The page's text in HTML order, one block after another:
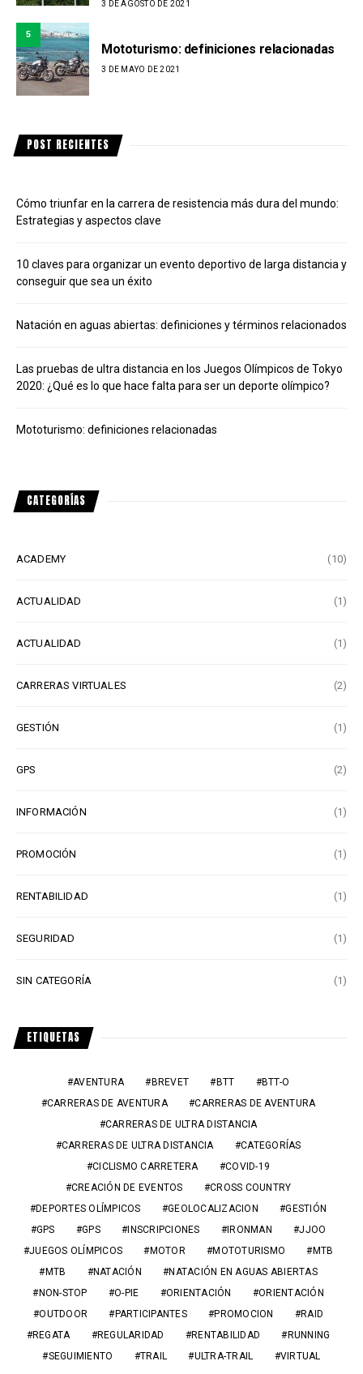
3 DE AGOSTO DE 2021
5
Mototurismo: definiciones relacionadas
3 DE MAYO DE 2021
POST RECIENTES
Cómo triunfar en la carrera de resistencia más dura del mundo:
Estrategias y aspectos clave
10 claves para organizar un evento deportivo de larga distancia y
conseguir que sea un éxito
Natación en aguas abiertas: definiciones y términos relacionados
Las pruebas de ultra distancia en los Juegos Olímpicos de Tokyo
2020: ¿Qué es lo que hace falta para ser un deporte olímpico?
Mototurismo: definiciones relacionadas
CATEGORÍAS
ACADEMY (10)
ACTUALIDAD (1)
ACTUALIDAD (1)
CARRERAS VIRTUALES (2)
GESTIÓN (1)
GPS (2)
INFORMACIÓN (1)
PROMOCIÓN (1)
RENTABILIDAD (1)
SEGURIDAD (1)
SIN CATEGORÍA (1)
ETIQUETAS
AVENTURA BREVET BTT
BTT-O
CARRERAS DE AVENTURA
CARRERAS DE AVENTURA
CARRERAS DE ULTRA DISTANCIA
CARRERAS DE ULTRA DISTANCIA
CATEGORÍAS
CICLISMO CARRETERA
COVID-19
CREACIÓN DE EVENTOS
CROSS COUNTRY
DEPORTES OLÍMPICOS
GEOLOCALIZACION
GESTIÓN
GPS
GPS INSCRIPCIONES IRONMAN
JJOO
JUEGOS OLÍMPICOS
MOTOR MOTOTURISMO
MTB
MTB
NATACIÓN
NATACIÓN EN AGUAS ABIERTAS
NON-STOP
O-PIE ORIENTACIÓN
ORIENTACIÓN
OUTDOOR
PARTICIPANTES PROMOCION
RAID
REGATA
REGULARIDAD RENTABILIDAD
RUNNING
SEGUIMIENTO
TRAIL ULTRA-TRAIL VIRTUAL